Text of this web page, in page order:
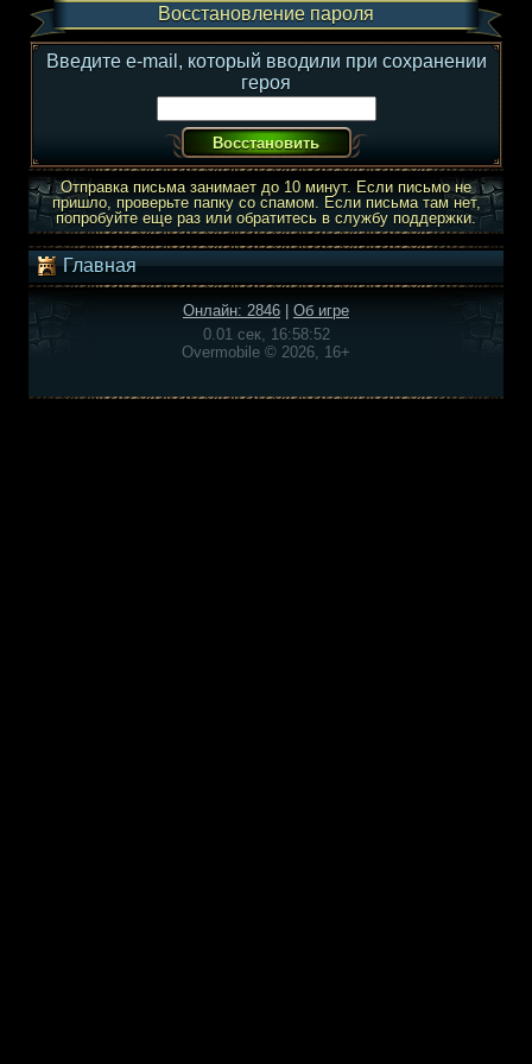
Восстановление пароля
Введите e-mail, который вводили при сохранении
героя
Отправка письма занимает до 10 минут. Если письмо не
пришло, проверьте папку со спамом. Если письма там нет,
попробуйте еще раз или обратитесь в службу поддержки.
Главная
Онлайн: 2846
Об игре
0.01 сек, 16:58:52
Overmobile © 2026, 16+